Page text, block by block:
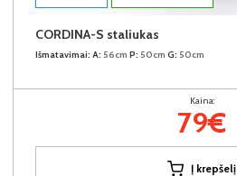
CORDINA-S staliukas
Išmatavimai: A: 56cm P: 50cm G: 50cm
Kaina:
79€
Į krepšelį